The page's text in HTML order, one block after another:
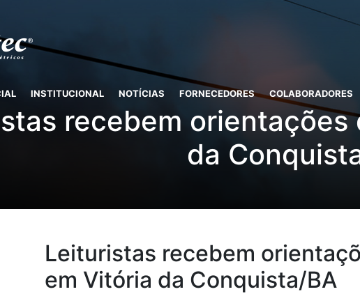
INSTITUCIONAL NOTÍCIAS FORNECEDORES COLABORADORES
recebem
da
Leituristas recebem
em Vitória da Conquista/BA